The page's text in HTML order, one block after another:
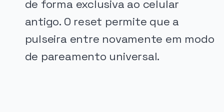
de forma exclusiva ao celular
antigo. O reset permite que a
pulseira entre novamente em modo
de pareamento universal.